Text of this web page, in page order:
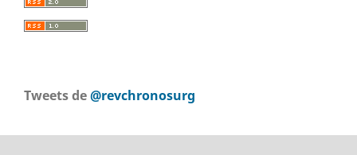
Tweets de@revchronosurg